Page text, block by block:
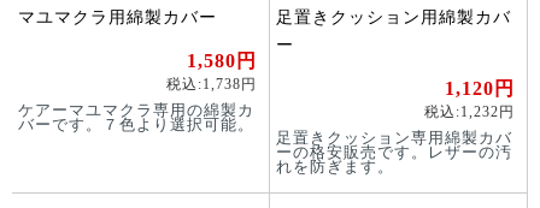
マユマクラ用綿製カバー
1,580円
税込:1,738円
ケアーマユマクラ専用の綿製カ
バーです。７色より選択可能。
足置きクッション用綿製カバ
ー
1,120円
税込:1,232円
足置きクッション専用綿製カバ
ーの格安販売です。レザーの汚
れを防ぎます。